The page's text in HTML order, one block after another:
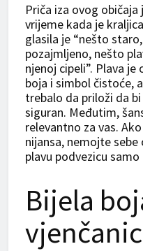
Priča iza ovog običaja
vrijeme kada je
glasila je “nešto
pozajmljeno, nešto
njenoj cipeli”. Plava
boja i simbol čistoće,
trebalo da priloži da
siguran. Međutim,
relevantno za vas.
nijansa, nemojte
plavu podvezicu
Bijela